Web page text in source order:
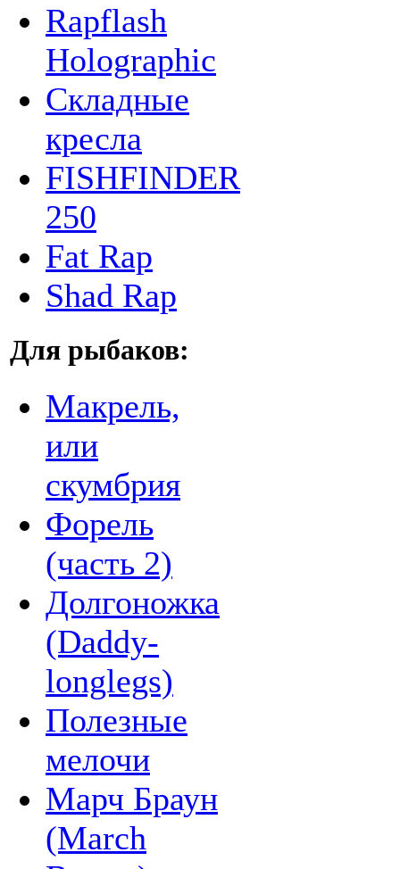
Rapflash
Holographic
Складные
кресла
FISHFINDER
250
Fat Rap
Shad Rap
Для рыбаков:
Макрель,
или
скумбрия
Форель
(часть 2)
Долгоножка
(Daddy-
longlegs)
Полезные
мелочи
Марч Браун
(March